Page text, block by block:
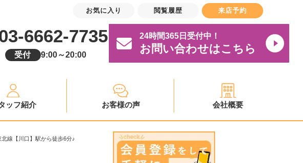
6662-7735
受付 9:00～20:00
24時間365日受付中！
お問い合わせはこちら
ッフ紹介 お客様の声 会社概要
線【川口】駅から徒歩6分♪
お気に入り 閲覧履歴 来店予約